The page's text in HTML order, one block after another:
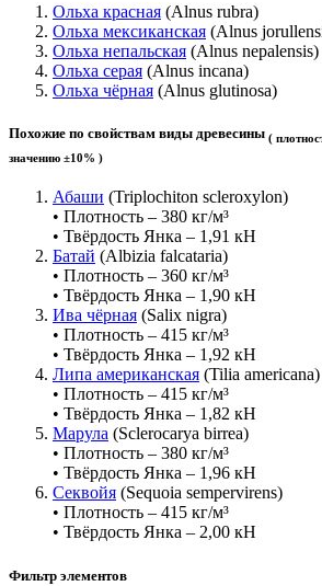
Ольха красная (Alnus rubra)
Ольха мексиканская (Alnus
Ольха непальская (Alnus nepalensis)
Ольха серая (Alnus incana)
Ольха чёрная (Alnus glutinosa)
Похожие по свойствам виды древесины (
значению ±10% )
Абаши (Triplochiton scleroxylon)
• Плотность – 380 кг/м³
• Твёрдость Янка – 1,91 кН
Батай (Albizia falcataria)
• Плотность – 360 кг/м³
• Твёрдость Янка – 1,90 кН
Ива чёрная (Salix nigra)
• Плотность – 415 кг/м³
• Твёрдость Янка – 1,92 кН
Липа американская (Tilia americana)
• Плотность – 415 кг/м³
• Твёрдость Янка – 1,82 кН
Марула (Sclerocarya birrea)
• Плотность – 380 кг/м³
• Твёрдость Янка – 1,96 кН
Секвойя (Sequoia sempervirens)
• Плотность – 415 кг/м³
• Твёрдость Янка – 2,00 кН
Фильтр элементов